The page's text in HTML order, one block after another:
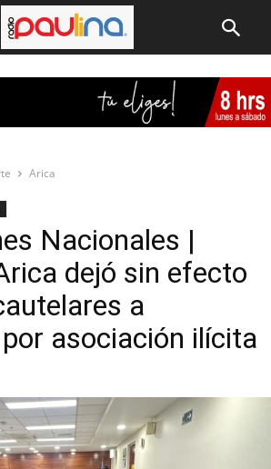
Arica
Nacionales |
dejó sin efecto
a
asociación ilícita